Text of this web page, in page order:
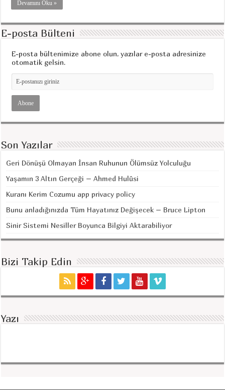
Devamını Oku »
E-posta Bülteni
E-posta bültenimize abone olun, yazılar e-posta adresinize
otomatik gelsin.
Son Yazılar
Geri Dönüşü Olmayan İnsan Ruhunun Ölümsüz Yolculuğu
Yaşamın 3 Altın Gerçeği – Ahmed Hulûsi
Kuranı Kerim Cozumu app privacy policy
Bunu anladığınızda Tüm Hayatınız Değişecek – Bruce Lipton
Sinir Sistemi Nesiller Boyunca Bilgiyi Aktarabiliyor
Bizi Takip Edin
Yazı